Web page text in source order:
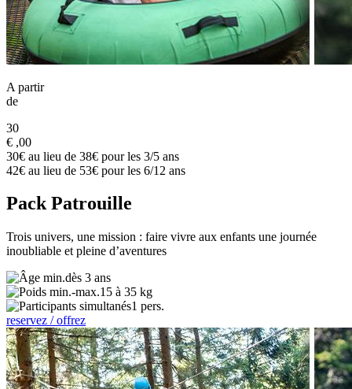
A partir
de
30
€ ,00
30€ au lieu de 38€ pour les 3/5 ans
42€ au lieu de 53€ pour les 6/12 ans
Pack Patrouille
Trois univers, une mission : faire vivre aux enfants une journée
inoubliable et pleine d’aventures
dès 3 ans
15 à 35 kg
1 pers.
reservez / offrez